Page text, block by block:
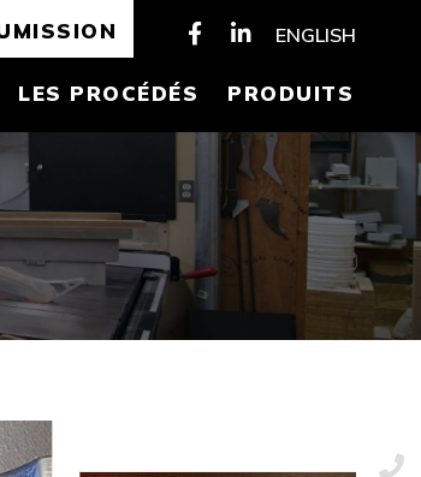
ENGLISH
LES PROCÉDÉS PRODUITS